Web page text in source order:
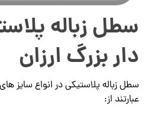
سطل زباله
دار بزرگ ارزان
سطل زباله پلاستیکی در انواع سایز
عبارتند از: